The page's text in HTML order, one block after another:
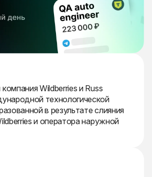
Wildberries и Russ
технологической
в результате слияния
и оператора наружной